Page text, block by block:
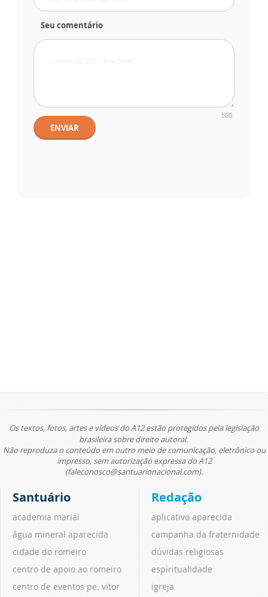
Seu comentário
500
ENVIAR
Os textos, fotos, artes e vídeos do A12 estão protegidos pela legislação
brasileira sobre direito autoral.
Não reproduza o conteúdo em outro meio de comunicação, eletrônico ou
impresso, sem autorização expressa do A12
(faleconosco@santuarionacional.com).
Santuário
academia marial
água mineral aparecida
cidade do romeiro
centro de apoio ao romeiro
centro de eventos pe. vitor
Redação
aplicativo aparecida
campanha da fraternidade
dúvidas religiosas
espiritualidade
igreja